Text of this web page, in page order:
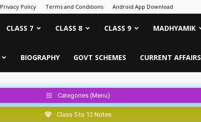
Privacy Policy Terms and Conditions Android App Download
CLASS 7 CLASS 8 CLASS 9 MADHYAMIK
BIOGRAPHY GOVT SCHEMES CURRENT AFFAIRS
Categories (Menu)
Class 5 to 12 Notes